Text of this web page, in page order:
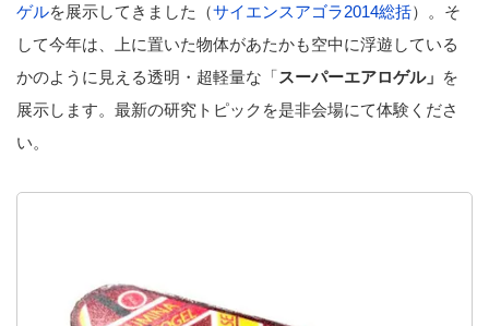
ゲルを展示してきました（サイエンスアゴラ2014総括）。そ
して今年は、上に置いた物体があたかも空中に浮遊している
かのように見える透明・超軽量な「スーパーエアロゲル」 を
展示します。最新の研究トピックを是非会場にて体験くださ
い。